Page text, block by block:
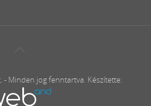
- Minden jog fenntartva. Készítette: